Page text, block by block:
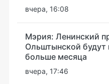
вчера, 16:08
Мэрия: Ленинский
Ольштынской будут
больше месяца
вчера, 17:46